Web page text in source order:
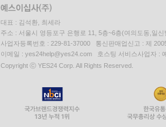
대표 : 김석환, 최세라
주소 : 서울시 영등포구 은행로 11, 5층~6층(여의도동,일신
사업자등록번호 : 229-81-37000 통신판매업신고 : 제
이메일 : yes24help@yes24.com 호스팅 서비스사업자 :
Copyright ⓒ YES24 Corp. All Rights Reserved.